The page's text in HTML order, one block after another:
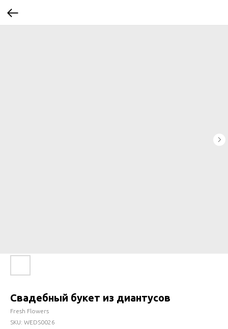
Свадебный букет из диантусов
Fresh Flowers
SKU: WEDS0026